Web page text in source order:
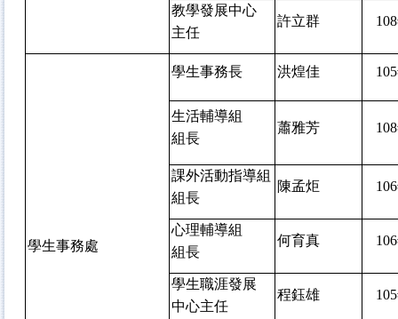
教學發展中心
主任
許立群 108
學生事務處
學生事務長 洪煌佳 105
生活輔導組
組長
蕭雅芳 108
課外活動指導組
組長
陳孟炬 106
心理輔導組
組長
何育真 106
學生職涯發展
中心主任
程鈺雄 105